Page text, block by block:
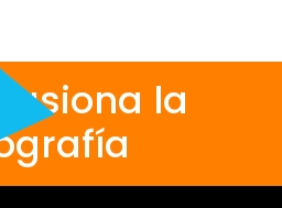
la